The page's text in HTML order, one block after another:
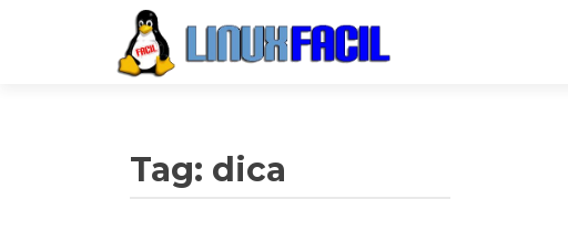
Tag: dica